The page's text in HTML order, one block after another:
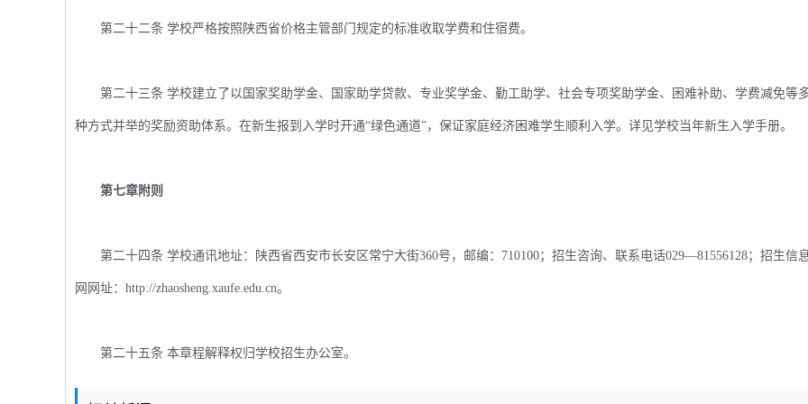
第二十二条 学校严格按照陕西省价格主管部门规定的标准收取学费和住宿费。
第二十三条 学校建立了以国家奖助学金、国家助学贷款、专业奖学金、勤工助学、社会专项奖助学金、困难补助、学费减免等
种方式并举的奖励资助体系。在新生报到入学时开通“绿色通道”，保证家庭经济困难学生顺利入学。详见学校当年新生入学手册。
第七章附则
第二十四条 学校通讯地址：陕西省西安市长安区常宁大街360号，邮编：710100；招生咨询、联系电话029—81556128；招生信
网网址：http://zhaosheng.xaufe.edu.cn。
第二十五条 本章程解释权归学校招生办公室。